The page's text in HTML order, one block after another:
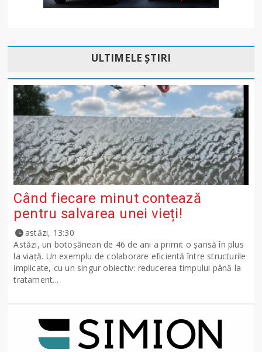
ULTIMELE ȘTIRI
Când fiecare minut contează
pentru salvarea unei vieți!
astăzi, 13:30
Astăzi, un botoșănean de 46 de ani a primit o șansă în plus
la viață. Un exemplu de colaborare eficientă între structurile
implicate, cu un singur obiectiv: reducerea timpului până la
tratament...